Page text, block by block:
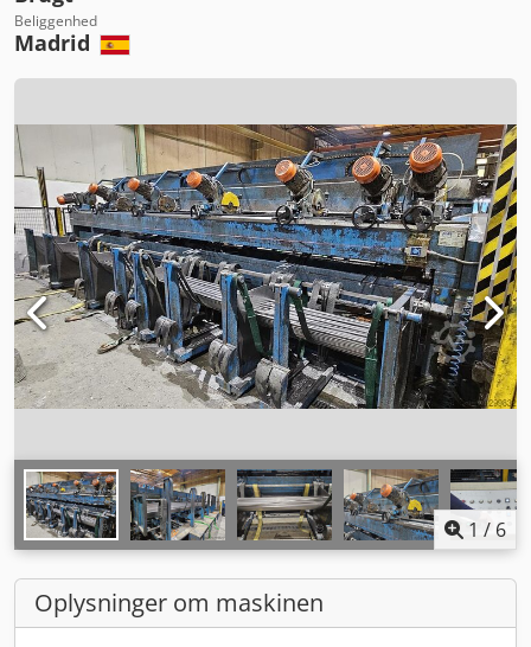
Beliggenhed
Madrid
1 / 6
Oplysninger om maskinen